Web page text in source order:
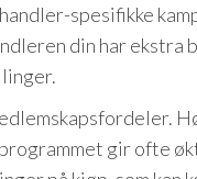
spesifikke
din har ekstra
gir ofte